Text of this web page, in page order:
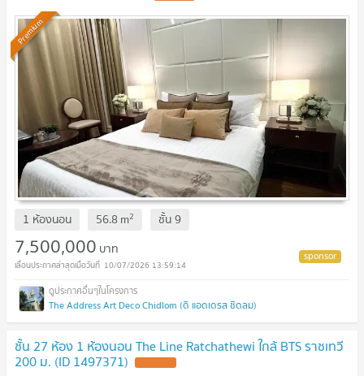
Premium
1 ห้องนอน 56.8m2 ชั้น9
7,500,000 บาท
10/07/2026 13:59:14
The Address Art Deco Chidlom (ดิ แอดเดรส ชิดลม)
ชั้น 27 ห้อง 1 ห้องนอน The Line Ratchathewi ใกล้ BTS ราชเทวี
200 ม. (ID 1497371)